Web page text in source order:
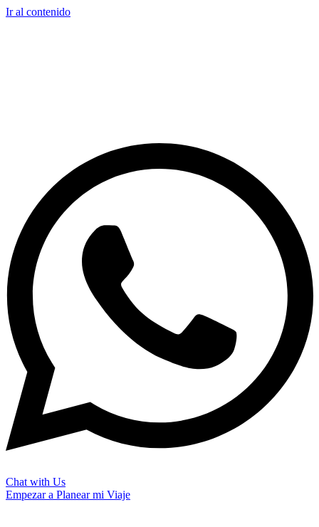
Ir al contenido
Chat with Us
Empezar a Planear mi Viaje